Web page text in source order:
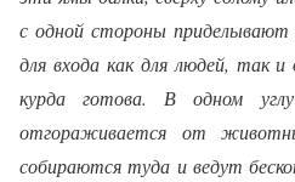
с одной стороны
для входа как для людей, так
курда готова. В одном
отгораживается от
собираются туда и ведут